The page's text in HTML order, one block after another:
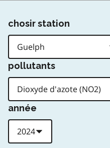
chosir station
pollutants
année